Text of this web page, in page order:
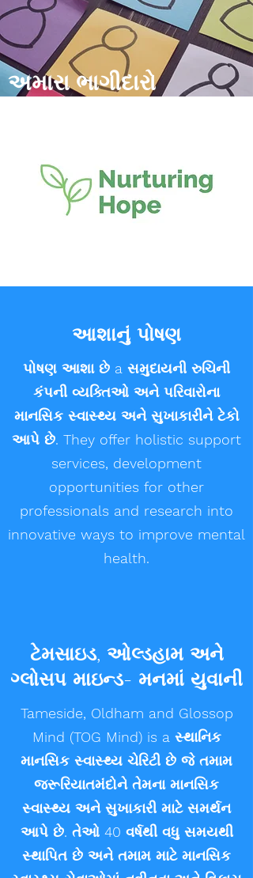
અમારા ભાગીદારો
આશાનું પોષણ
પોષણ આશા છે a સમુદાયની રુચિની
કંપની વ્યક્તિઓ અને પરિવારોના
માનસિક સ્વાસ્થ્ય અને સુખાકારીને ટેકો
આપે છે. They offer holistic support
services, development
opportunities for other
professionals and research into
innovative ways to improve mental
health.
ટેમસાઇડ, ઓલ્ડહામ અને
ગ્લોસપ માઇન્ડ- મનમાં યુવાની
Tameside, Oldham and Glossop
Mind (TOG Mind) is a સ્થાનિક
માનસિક સ્વાસ્થ્ય ચેરિટી છે જે તમામ
જરૂરિયાતમંદોને તેમના માનસિક
સ્વાસ્થ્ય અને સુખાકારી માટે સમર્થન
આપે છે. તેઓ 40 વર્ષથી વધુ સમયથી
સ્થાપિત છે અને તમામ માટે માનસિક